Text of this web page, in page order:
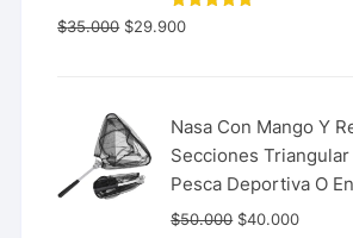
Valorado
con
$35.000 $29.900
Nasa Con Mango Y
Secciones Triangular
Pesca Deportiva O
$50.000 $40.000